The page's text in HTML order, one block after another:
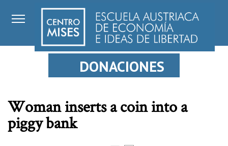
DONACIONES
Woman inserts a coin into a
piggy bank